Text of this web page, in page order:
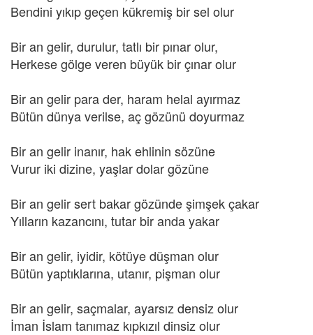
Bendini yıkıp geçen kükremiş bir sel olur
Bir an gelir, durulur, tatlı bir pınar olur,
Herkese gölge veren büyük bir çınar olur
Bir an gelir para der, haram helal ayırmaz
Bütün dünya verilse, aç gözünü doyurmaz
Bir an gelir inanır, hak ehlinin sözüne
Vurur iki dizine, yaşlar dolar gözüne
Bir an gelir sert bakar gözünde şimşek çakar
Yılların kazancını, tutar bir anda yakar
Bir an gelir, iyidir, kötüye düşman olur
Bütün yaptıklarına, utanır, pişman olur
Bir an gelir, saçmalar, ayarsız densiz olur
İman İslam tanımaz kıpkızıl dinsiz olur